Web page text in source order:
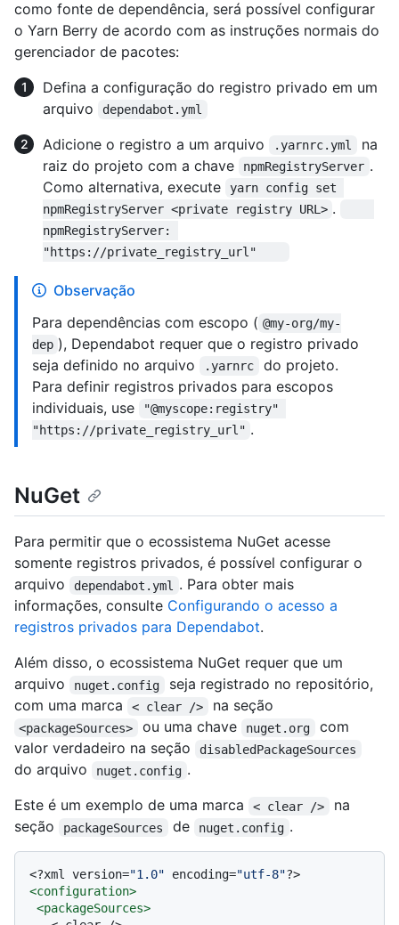
como fonte de dependência, será possível configurar
o Yarn Berry de acordo com as instruções normais do
gerenciador de pacotes:
Defina a configuração do registro privado em um
arquivo
dependabot.yml
Adicione o registro a um arquivo .yarnrc.yml
na
raiz do projeto com a chave
npmRegistryServer .
Como alternativa, execute
yarn config set
npmRegistryServer <private registry URL> .
npmRegistryServer:
"https://private_registry_url"
Observação
Para dependências com escopo ( @my-org/my-
dep ), Dependabot requer que o registro privado
seja definido no arquivo
.yarnrc
do projeto.
Para definir registros privados para escopos
individuais, use
"@myscope:registry"
"https://private_registry_url" .
NuGet
Para permitir que o ecossistema NuGet acesse
somente registros privados, é possível configurar o
arquivo
dependabot.yml
. Para obter mais
informações, consulte Configurando o acesso a
registros privados para Dependabot.
Além disso, o ecossistema NuGet requer que um
arquivo
nuget.config
seja registrado no repositório,
com uma marca
< clear /> na seção
<packageSources> ou uma chave nuget.org
com
valor verdadeiro na seção
disabledPackageSources
do arquivo nuget.config .
Este é um exemplo de uma marca
< clear />
na
seção
packageSources de nuget.config .
<?xml version="1.0" encoding="utf-8"?>
<configuration>
<packageSources>